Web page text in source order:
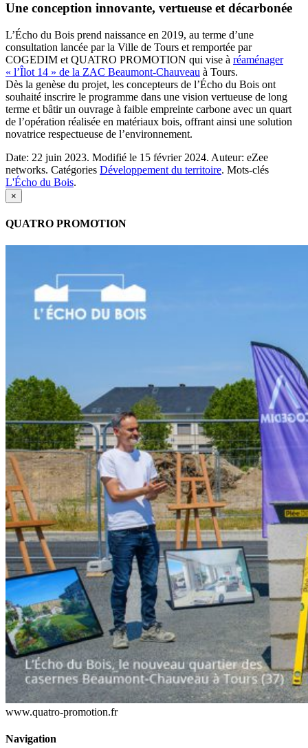
Une conception innovante, vertueuse et décarbonée
L’Écho du Bois prend naissance en 2019, au terme d’une
consultation lancée par la Ville de Tours et remportée par
COGEDIM et QUATRO PROMOTION qui vise à réaménager
« l’Îlot 14 » de la ZAC Beaumont-Chauveau à Tours.
Dès la genèse du projet, les concepteurs de l’Écho du Bois ont
souhaité inscrire le programme dans une vision vertueuse de long
terme et bâtir un ouvrage à faible empreinte carbone avec un quart
de l’opération réalisée en matériaux bois, offrant ainsi une solution
novatrice respectueuse de l’environnement.
Date: 22 juin 2023. Modifié le 15 février 2024. Auteur: eZee
networks. Catégories Développement du territoire. Mots-clés
L'Écho du Bois.
×
QUATRO PROMOTION
www.quatro-promotion.fr
Navigation